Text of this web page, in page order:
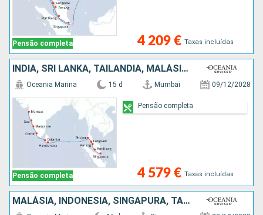
Pensão completa 4 209 € Taxas incluídas
ÍNDIA, SRI LANKA, TAILÂNDIA, MALÁSIA, SINGAPURA
Pensão completa
Oceania Marina 15 d Mumbai 09/12/2028
4 579 € Taxas incluídas
Pensão completa
MALÁSIA, INDONÉSIA, SINGAPURA, TAILÂNDIA